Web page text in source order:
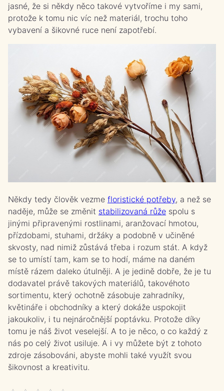
jasné, že si někdy něco takové vytvoříme i my sami,
protože k tomu nic víc než materiál, trochu toho
vybavení a šikovné ruce není zapotřebí.
Někdy tedy člověk vezme floristické potřeby, a než se
naděje, může se změnit stabilizovaná růže spolu s
jinými připravenými rostlinami, aranžovací hmotou,
přízdobami, stuhami, držáky a podobně v učiněné
skvosty, nad nimiž zůstává třeba i rozum stát. A když
se to umístí tam, kam se to hodí, máme na daném
místě rázem daleko útulněji. A je jedině dobře, že je tu
dodavatel právě takových materiálů, takovéhoto
sortimentu, který ochotně zásobuje zahradníky,
květináře i obchodníky a který dokáže uspokojit
jakoukoliv, i tu nejnáročnější poptávku. Protože díky
tomu je náš život veselejší. A to je něco, o co každý z
nás po celý život usiluje. A i vy můžete být z tohoto
zdroje zásobováni, abyste mohli také využít svou
šikovnost a kreativitu.